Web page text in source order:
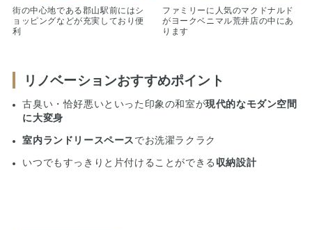
リノベーションおすすめポイント
古臭い・恰好悪いといった印象の和室が現代的なモダン空間
に大変身
室内ランドリースペースでお洗濯ラクラク
いつでもすっきりと片付けることができる 収納設計
街の中心地である郡山駅前にはシ
ョッピングなどが充実しており便
利
ファミリーに人気のマクドナルド
がヨークベニマル荒井店の中にあ
ります